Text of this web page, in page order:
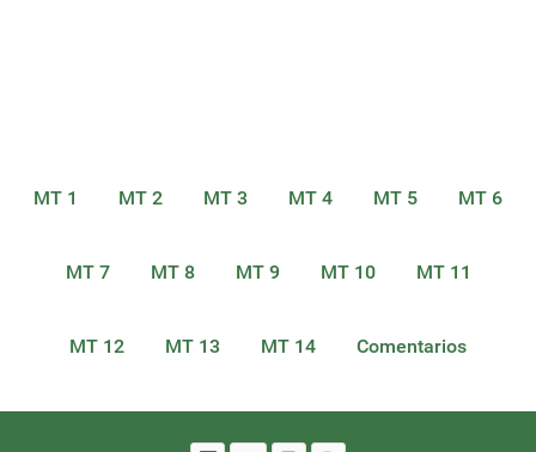
MT 1 MT 2 MT 3 MT 4 MT 5 MT 6
MT 7 MT 8 MT 9 MT 10 MT 11
MT 12 MT 13 MT 14 Comentarios